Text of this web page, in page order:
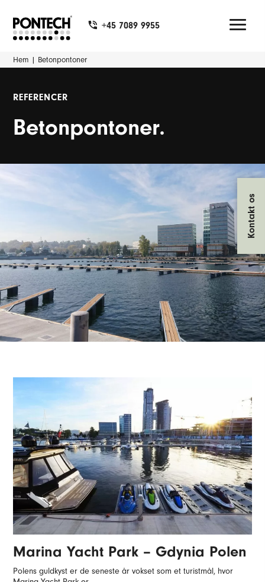
+45 7089 9955
Hem | Betonpontoner
REFERENCER
Betonpontoner.
Marina Yacht Park – Gdynia Polen
Polens guldkyst er de seneste år vokset som et turistmål, hvor
Kontakt os